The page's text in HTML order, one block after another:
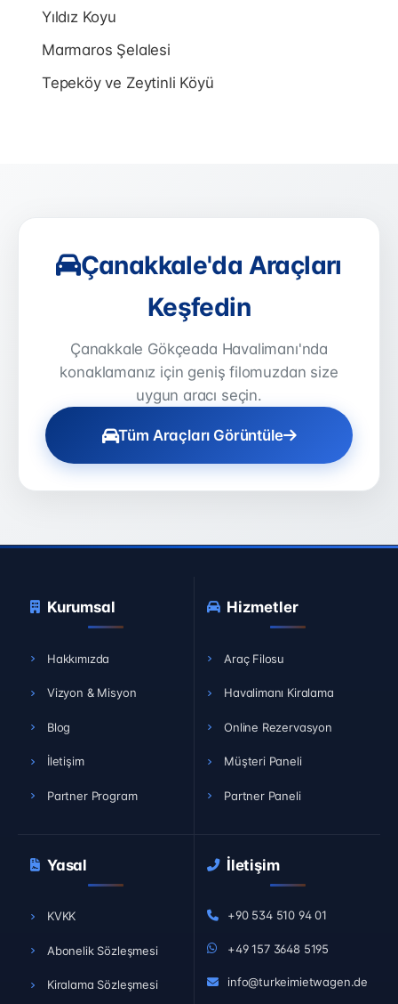
Yıldız Koyu
Marmaros Şelalesi
Tepeköy ve Zeytinli Köyü
Çanakkale'da Araçları
Keşfedin
Çanakkale Gökçeada Havalimanı'nda
konaklamanız için geniş filomuzdan size
uygun aracı seçin.
Tüm Araçları Görüntüle
Kurumsal
Hakkımızda
Vizyon & Misyon
Blog
İletişim
Partner Program
Hizmetler
Araç Filosu
Havalimanı Kiralama
Online Rezervasyon
Müşteri Paneli
Partner Paneli
Yasal
KVKK
Abonelik Sözleşmesi
Kiralama Sözleşmesi
İletişim
+90 534 510 94 01
+49 157 3648 5195
info@turkeimietwagen.de